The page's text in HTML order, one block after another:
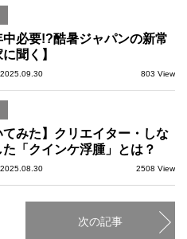
中必要!?酷暑ジャパンの新常
聞く】
803 View
てみた】クリエイター・しな
「クインケ浮腫」とは？
2508 View
次の記事